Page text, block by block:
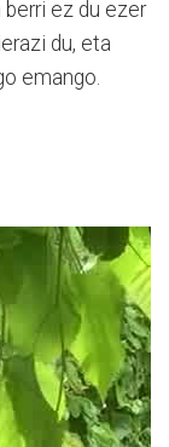
ez du ezer
du, eta
emango.